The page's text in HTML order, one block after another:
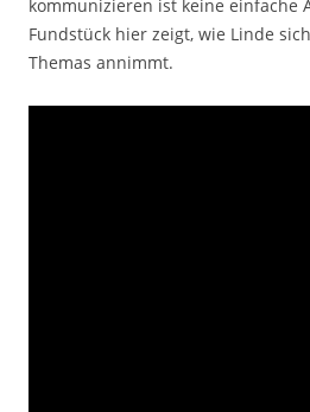
kommunizieren ist keine einfache
Fundstück hier zeigt, wie Linde
Themas annimmt.